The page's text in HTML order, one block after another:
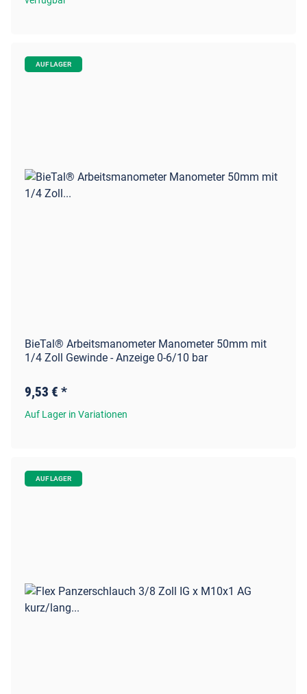
AUF LAGER
BieTal® Arbeitsmanometer Manometer 50mm mit
1/4 Zoll Gewinde - Anzeige 0-6/10 bar
9,53 € *
Auf Lager in Variationen
AUF LAGER